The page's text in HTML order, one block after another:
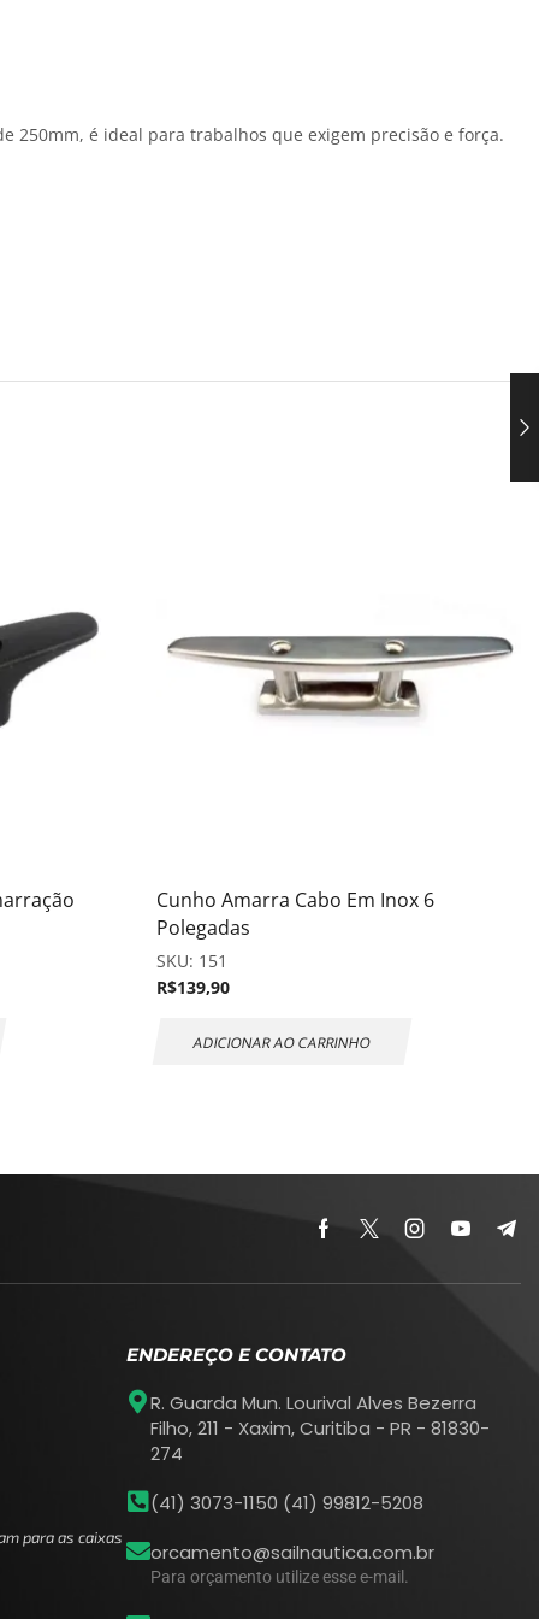
250mm, é ideal para trabalhos que exigem precisão e força.
Cunho Amarra Cabo Em Inox 6
Polegadas
SKU: 151
R$139,90
ADICIONAR AO CARRINHO
para as caixas
ENDEREÇO E CONTATO
R. Guarda Mun. Lourival Alves Bezerra
Filho, 211 - Xaxim, Curitiba - PR - 81830-
274
(41) 3073-1150 (41) 99812-5208
orcamento@sailnautica.com.br
Para orçamento utilize esse e-mail.